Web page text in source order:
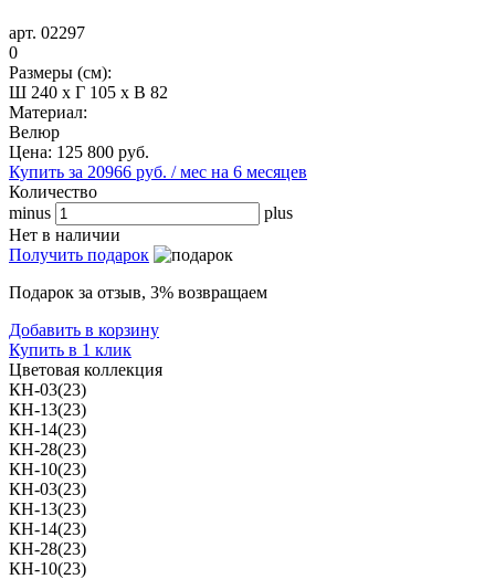
арт. 02297
0
Размеры (см):
Ш 240 x Г 105 x В 82
Материал:
Велюр
Цена: 125 800 руб.
Купить за 20966 руб. / мес на 6 месяцев
Количество
minus
plus
Нет в наличии
Получить подарок
Подарок за отзыв, 3% возвращаем
Добавить в корзину
Купить в 1 клик
Цветовая коллекция
КН-03(23)
КН-13(23)
КН-14(23)
КН-28(23)
КН-10(23)
КН-03(23)
КН-13(23)
КН-14(23)
КН-28(23)
КН-10(23)